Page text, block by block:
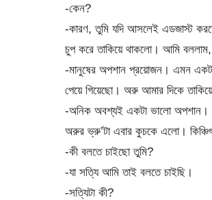
-কেন?
-কারণ, তুমি যদি আসলেই এডজাস্ট
চুপ করে তাকিয়ে থাকলো। আমি বললাম,
-মানুষের অপশান প্রয়োজন। এমন
পেয়ে গিয়েছো। অরু আমার দিকে
-অনিক অবশ্যই একটা ভালো অপশান।
অরুর ভ্রু’টা এবার কুচকে এলো।
-কী বলতে চাইছো তুমি?
-যা সত্যি আমি তাই বলতে চাইছি।
-সত্যিটা কী?